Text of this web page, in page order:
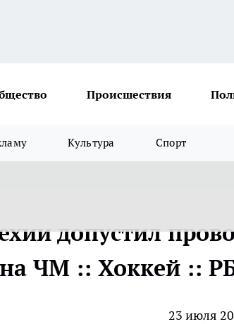
Происшествия
Культура Спорт
допустил
на ЧМ :: Хоккей ::
23 июля